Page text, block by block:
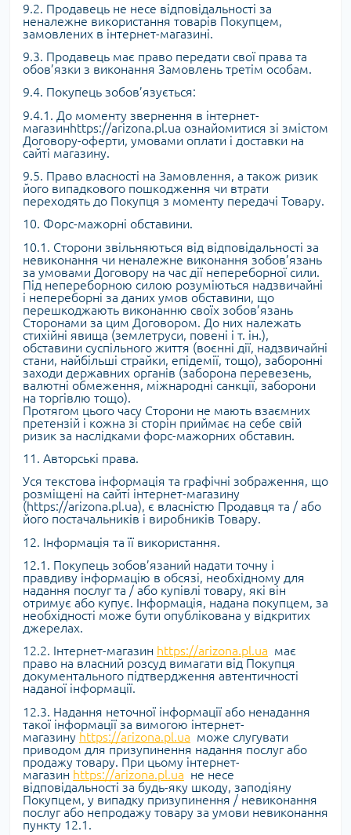
9.2. Продавець не несе відповідальності за
неналежне використання товарів Покупцем,
замовлених в інтернет-магазині.
9.3. Продавець має право передати свої права та
обов’язки з виконання Замовлень третім особам.
9.4. Покупець зобов’язується:
9.4.1. До моменту звернення в інтернет-
магазинhttps://arizona.pl.ua ознайомитися зі змістом
Договору-оферти, умовами оплати і доставки на
сайті магазину.
9.5. Право власності на Замовлення, а також ризик
його випадкового пошкодження чи втрати
переходять до Покупця з моменту передачі Товару.
10. Форс-мажорні обставини.
10.1. Сторони звільняються від відповідальності за
невиконання чи неналежне виконання зобов’язань
за умовами Договору на час дії непереборної сили.
Під непереборною силою розуміються надзвичайні
і непереборні за даних умов обставини, що
перешкоджають виконанню своїх зобов’язань
Сторонами за цим Договором. До них належать
стихійні явища (землетруси, повені і т. ін.),
обставини суспільного життя (воєнні дії, надзвичайні
стани, найбільші страйки, епідемії, тощо), заборонні
заходи державних органів (заборона перевезень,
валютні обмеження, міжнародні санкції, заборони
на торгівлю тощо).
Протягом цього часу Сторони не мають взаємних
претензій і кожна зі сторін приймає на себе свій
ризик за наслідками форс-мажорних обставин.
11. Авторські права.
Уся текстова інформація та графічні зображення, що
розміщені на сайті інтернет-магазину
(https://arizona.pl.ua), є власністю Продавця та / або
його постачальників і виробників Товару.
12. Інформація та її використання.
12.1. Покупець зобов’язаний надати точну і
правдиву інформацію в обсязі, необхідному для
надання послуг та / або купівлі товару, які він
отримує або купує. Інформація, надана покупцем, за
необхідності може бути опублікована у відкритих
джерелах.
12.2. Інтернет-магазин https://arizona.pl.ua має
право на власний розсуд вимагати від Покупця
документального підтвердження автентичності
наданої інформації.
12.3. Надання неточної інформації або ненадання
такої інформації за вимогою інтернет-
магазину https://arizona.pl.ua може слугувати
приводом для призупинення надання послуг або
продажу товару. При цьому інтернет-
магазин https://arizona.pl.ua не несе
відповідальності за будь-яку шкоду, заподіяну
Покупцем, у випадку призупинення / невиконання
послуг або непродажу товару за умови невиконання
пункту 12.1.